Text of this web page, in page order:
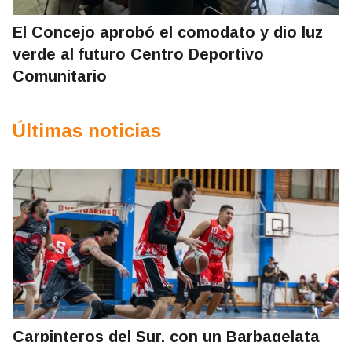
El Concejo aprobó el comodato y dio luz
verde al futuro Centro Deportivo
Comunitario
Últimas noticias
Carpinteros del Sur, con un Barbagelata